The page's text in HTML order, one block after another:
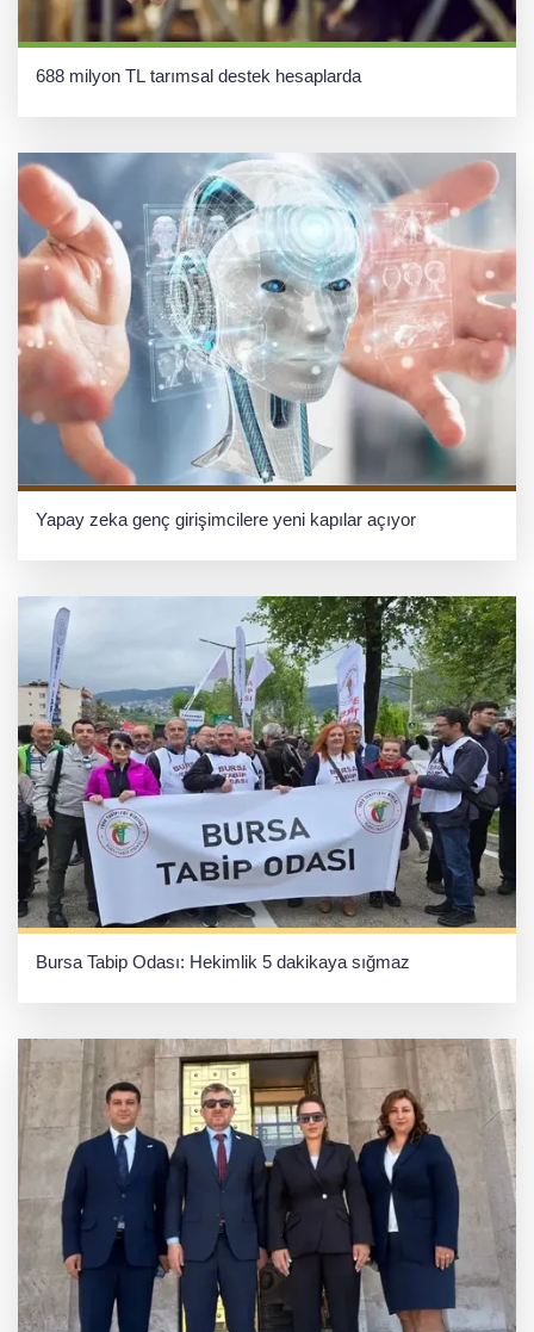
688 milyon TL tarımsal destek hesaplarda
Yapay zeka genç girişimcilere yeni kapılar açıyor
Bursa Tabip Odası: Hekimlik 5 dakikaya sığmaz